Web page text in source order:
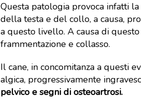
Questa patologia provoca infatti la
della testa e del collo, a causa,
a questo livello. A causa di
frammentazione e collasso.
Il cane, in concomitanza a questi
algica, progressivamente
pelvico e segni di osteoartrosi.